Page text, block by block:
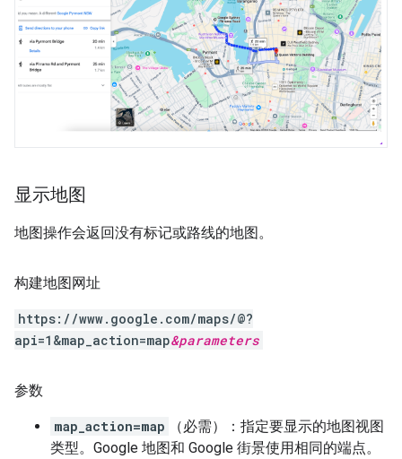
显示地图
地图操作会返回没有标记或路线的地图。
构建地图网址
https://www.google.com/maps/@?
api=1&map_action=map&parameters
参数
map_action=map
（必需）：指定要显示的地图视图
类型。Google 地图和 Google 街景使用相同的端点。